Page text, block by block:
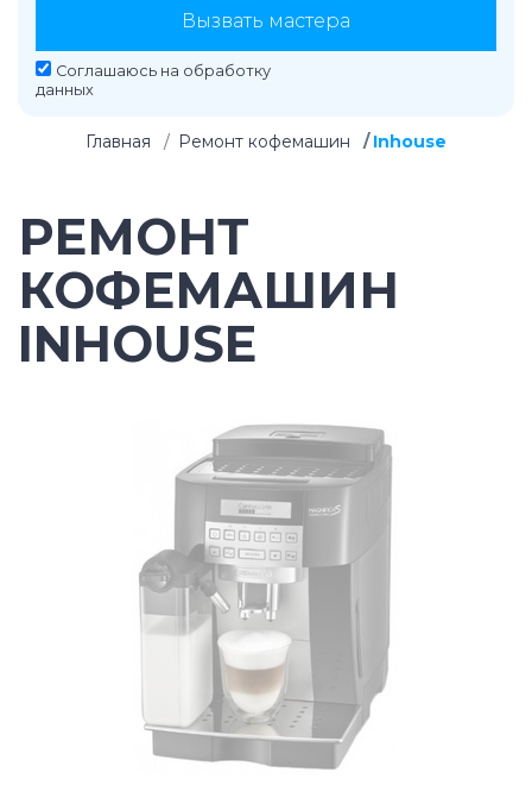
Вызвать мастера
Соглашаюсь на обработку
данных
Главная Ремонт кофемашин Inhouse
РЕМОНТ
КОФЕМАШИН
INHOUSE